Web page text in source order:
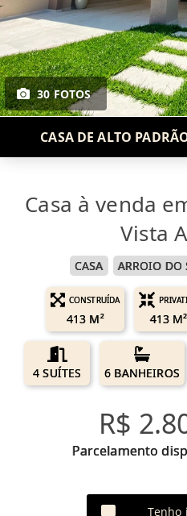
30 FOTOS
CASA DE ALTO
Casa à venda
Vista
CASA ARROIO DO
CONSTRUÍDA
413 M² 413 M²
4 SUÍTES 6 BANHEIROS
R$
Parcelamento
Tenho